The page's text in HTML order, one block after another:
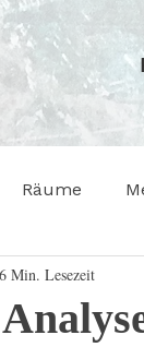
Räume
6 Min. Lesezeit